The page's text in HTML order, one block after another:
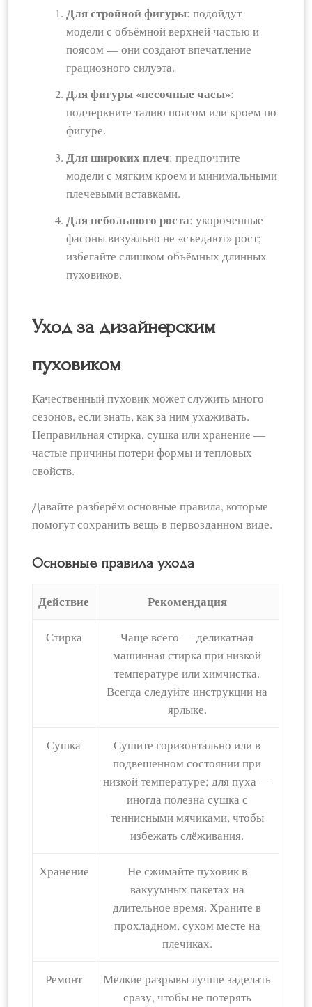
Для стройной фигуры: подойдут
модели с объёмной верхней частью и
поясом — они создают впечатление
грациозного силуэта.
Для фигуры «песочные часы»:
подчеркните талию поясом или кроем по
фигуре.
Для широких плеч: предпочтите
модели с мягким кроем и минимальными
плечевыми вставками.
Для небольшого роста: укороченные
фасоны визуально не «съедают» рост;
избегайте слишком объёмных длинных
пуховиков.
Уход за дизайнерским
пуховиком
Качественный пуховик может служить много
сезонов, если знать, как за ним ухаживать.
Неправильная стирка, сушка или хранение —
частые причины потери формы и тепловых
свойств.
Давайте разберём основные правила, которые
помогут сохранить вещь в первозданном виде.
Основные правила ухода
Действие Рекомендация
Стирка
Чаще всего — деликатная
машинная стирка при низкой
температуре или химчистка.
Всегда следуйте инструкции на
ярлыке.
Сушка
Сушите горизонтально или в
подвешенном состоянии при
низкой температуре; для пуха —
иногда полезна сушка с
теннисными мячиками, чтобы
избежать слёживания.
Хранение
Не сжимайте пуховик в
вакуумных пакетах на
длительное время. Храните в
прохладном, сухом месте на
плечиках.
Ремонт
Мелкие разрывы лучше заделать
сразу, чтобы не потерять